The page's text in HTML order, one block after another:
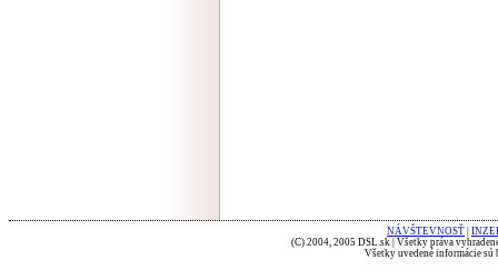
NÁVŠTEVNOSŤ
(C) 2004, 2005 DSL.sk | Všetky práva
Všetky uvedené informácie sú